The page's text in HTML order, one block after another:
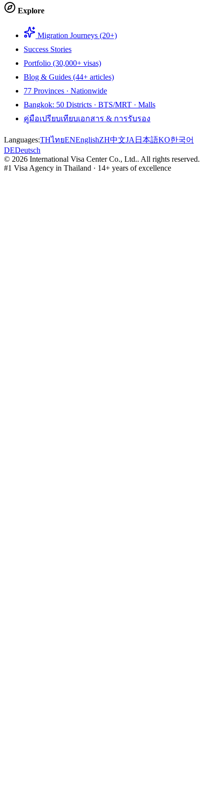
Explore
Migration Journeys (20+)
Success Stories
Portfolio (30,000+ visas)
Blog & Guides (44+ articles)
77 Provinces · Nationwide
Bangkok: 50 Districts · BTS/MRT · Malls
คู่มือเปรียบเทียบเอกสาร & การรับรอง
Languages:THไทยENEnglishZH中文JA 日本語KO한국어
DEDeutsch
© 2026 International Visa Center Co., Ltd.. All rights reserved.
#1 Visa Agency in Thailand · 14+ years of excellence